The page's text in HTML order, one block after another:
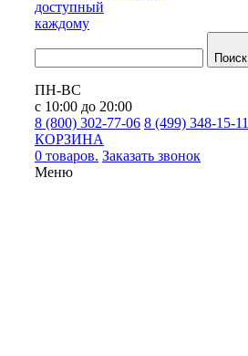
доступный
каждому
Поиск
ПН-ВС
с 10:00 до 20:00
8 (800) 302-77-06 8 (499) 348-15-11
КОРЗИНА
0 товаров. Заказать звонок
Меню